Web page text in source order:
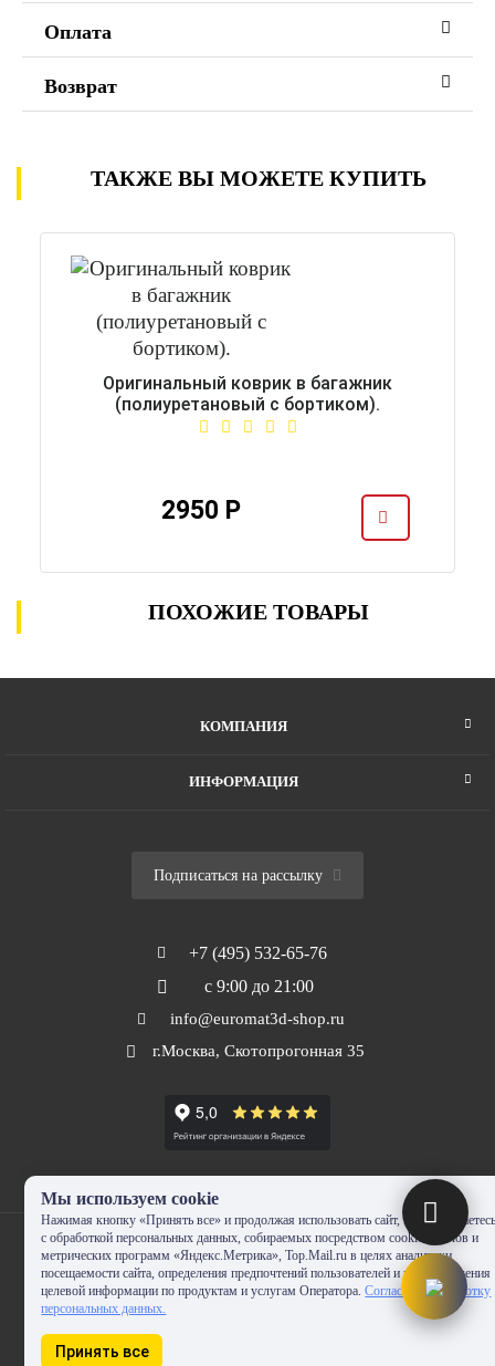
Оплата
Возврат
ТАКЖЕ ВЫ МОЖЕТЕ КУПИТЬ
Оригинальный коврик в багажник
(полиуретановый с бортиком).
2950 Р
ПОХОЖИЕ ТОВАРЫ
КОМПАНИЯ
ИНФОРМАЦИЯ
Подписаться на рассылку
+7 (495) 532-65-76
с 9:00 до 21:00
info@euromat3d-shop.ru
г.Москва, Скотопрогонная 35
© 2010-2024 - EUROMAT|3D-SHOP.RU. Все права защищены. Копирование
Мы используем cookie
Нажимая кнопку «Принять все» и продолжая использовать сайт, Вы
с обработкой персональных данных, собираемых посредством cookie-файлов и
метрических программ «Яндекс.Метрика», Top.Mail.ru в целях аналитики
посещаемости сайта, определения предпочтений пользователей и предоставления
целевой информации по продуктам и услугам Оператора.Согласие на обработку
персональных данных.
Принять все